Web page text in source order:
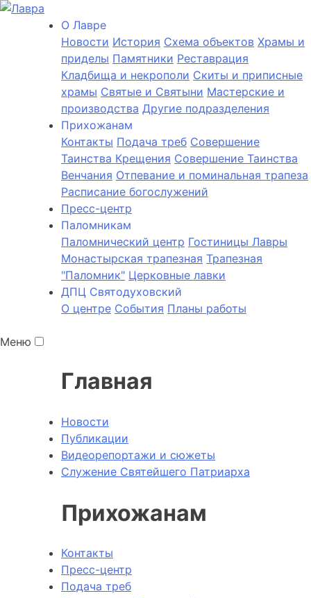
О Лаврe
Новости История Cхема объектов Храмы и
приделы Памятники Реставрация
Кладбища и некрополи Скиты и приписные
храмы Святые и Святыни Мастерские и
производства Другие подразделения
Прихожанам
Контакты Подача треб Совершение
Таинства Крещения Совершение Таинства
Венчания Отпевание и поминальная трапеза
Расписание богослужений
Пресс-центр
Паломникам
Паломнический центр Гостиницы Лавры
Монастырская трапезная Трапезная
"Паломник" Церковные лавки
ДПЦ Святодуховский
О центре События Планы работы
Меню
Главная
Новости
Публикации
Видеорепортажи и сюжеты
Служение Святейшего Патриарха
Прихожанам
Контакты
Пресс-центр
Подача треб